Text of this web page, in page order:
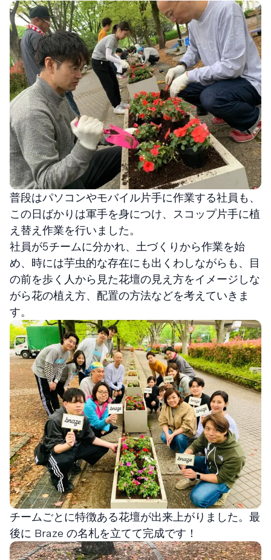
普段はパソコンやモバイル片手に作業する社員も、
この日ばかりは軍手を身につけ、スコップ片手に植
え替え作業を行いました。
社員が５チームに分かれ、土づくりから作業を始
め、時には芋虫的な存在にも出くわしながらも、目
の前を歩く人から見た花壇の見え方をイメージしな
がら花の植え方、配置の方法などを考えていきま
す。
チームごとに特徴ある花壇が出来上がりました。最
後に Braze の名札を立てて完成です！